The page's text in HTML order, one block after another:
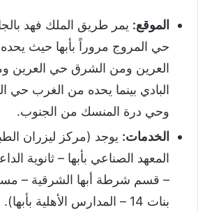
الموقع: يمر طريق الملك فهد
حي المروج مروراً بأبها حيث
العرين ومن الشرق حي العرين
البادي بينما يحده من الغرب حي
وحي درة المنسك من الجنوب.
الخدمات: يوجد (مركز ليزران
المعهد الصناعي بأبها – ثانوية
– قسم شرطة أبها الشرقية –
بنات 14 – المدارس الأهلية بأبها).